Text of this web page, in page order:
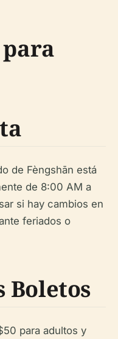
de Fèngshān está
de 8:00 AM a
si hay cambios en
feriados o
Boletos
para adultos y